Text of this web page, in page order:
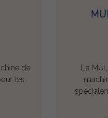
de
les
La